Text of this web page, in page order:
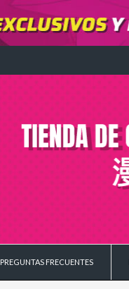
PREGUNTAS FRECUENTES